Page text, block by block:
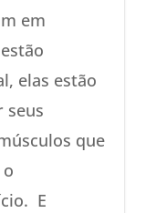
em
elas estão
seus
que
E